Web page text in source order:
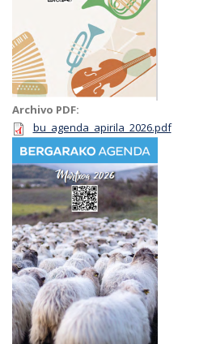
Archivo PDF:
bu_agenda_apirila_2026.pdf